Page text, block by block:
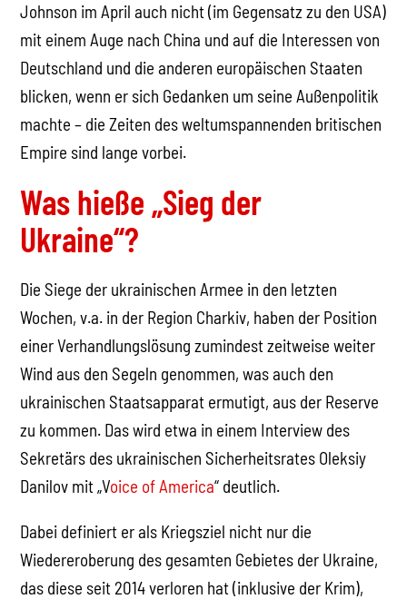
Johnson im April auch nicht (im Gegensatz zu den USA)
mit einem Auge nach China und auf die Interessen von
Deutschland und die anderen europäischen Staaten
blicken, wenn er sich Gedanken um seine Außenpolitik
machte – die Zeiten des weltumspannenden britischen
Empire sind lange vorbei.
Was hieße „Sieg der
Ukraine“?
Die Siege der ukrainischen Armee in den letzten
Wochen, v.a. in der Region Charkiv, haben der Position
einer Verhandlungslösung zumindest zeitweise weiter
Wind aus den Segeln genommen, was auch den
ukrainischen Staatsapparat ermutigt, aus der Reserve
zu kommen. Das wird etwa in einem Interview des
Sekretärs des ukrainischen Sicherheitsrates Oleksiy
Danilov mit „Voice of America“ deutlich.
Dabei definiert er als Kriegsziel nicht nur die
Wiedereroberung des gesamten Gebietes der Ukraine,
das diese seit 2014 verloren hat (inklusive der Krim),